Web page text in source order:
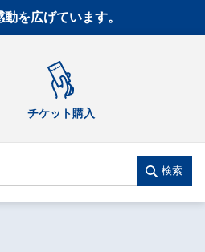
を広げています。
チケット購入
検索